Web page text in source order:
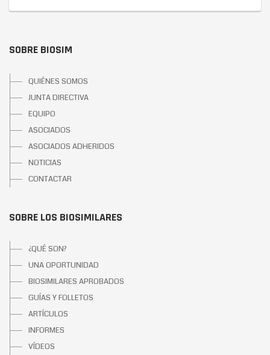
SOBRE BIOSIM
QUIÉNES SOMOS
JUNTA DIRECTIVA
EQUIPO
ASOCIADOS
ASOCIADOS ADHERIDOS
NOTICIAS
CONTACTAR
SOBRE LOS BIOSIMILARES
¿QUÉ SON?
UNA OPORTUNIDAD
BIOSIMILARES APROBADOS
GUÍAS Y FOLLETOS
ARTÍCULOS
INFORMES
VÍDEOS